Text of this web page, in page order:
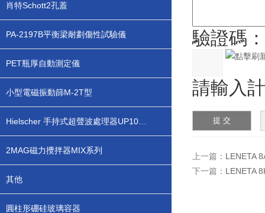
肖特Schott2孔蓋
PA-2197B平衡梁耐劃傷性試驗儀
PET瓶厚自動測定儀
小型電磁振動篩M-2T型
2MAG磁力攪拌器MIX系列
其他
圓柱形硼硅玻璃容器
驗證碼：
請輸入
上一篇： LENETA
下一篇： LENETA